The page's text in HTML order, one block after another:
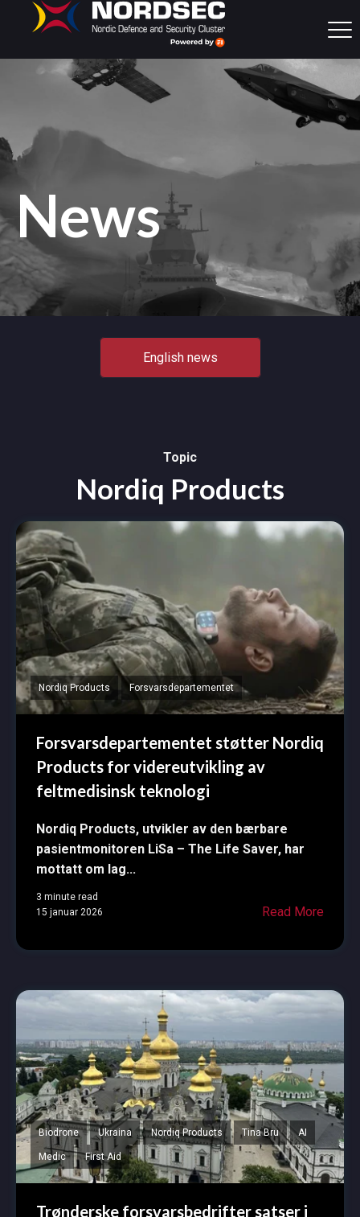
News
English news
Topic
Nordiq Products
Nordiq Products Forsvarsdepartementet
Forsvarsdepartementet støtter Nordiq
Products for videreutvikling av
feltmedisinsk teknologi
Nordiq Products, utvikler av den bærbare
pasientmonitoren LiSa – The Life Saver, har
mottatt om lag...
3 minute read
15 januar 2026
Read More
Biodrone Ukraina Nordiq Products Tina Bru AI
Medic First Aid
Trønderske forsvarsbedrifter satser i